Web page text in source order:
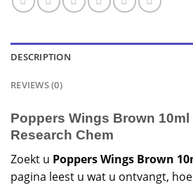
DESCRIPTION
REVIEWS (0)
Poppers Wings Brown
Research Chem
Zoekt u Poppers Wings Brown
pagina leest u wat u ontvangt,